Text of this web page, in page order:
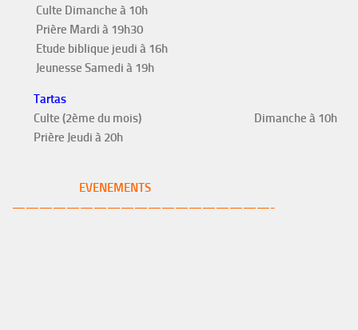
Culte Dimanche à 10h
Prière Mardi à 19h30
Etude biblique jeudi à 16h
Jeunesse Samedi à 19h
Tartas
Culte (2ème du mois) Dimanche à 10h
Prière Jeudi à 20h
EVENEMENTS
———————————————————-